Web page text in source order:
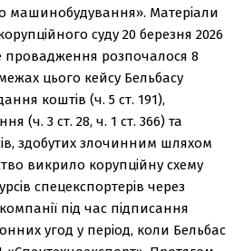
машинобудування». Матеріали
суду 20 березня 2026
провадження розпочалося 8
цього кейсу Бельбасу
коштів (ч. 5 ст. 191),
(ч. 3 ст. 28, ч. 1 ст. 366) та
здобутих злочинним шляхом
викрило корупційну схему
спецекспортерів через
під час підписання
угод у період, коли Бельбас